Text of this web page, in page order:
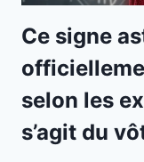
Ce signe
selon les
s’agit du